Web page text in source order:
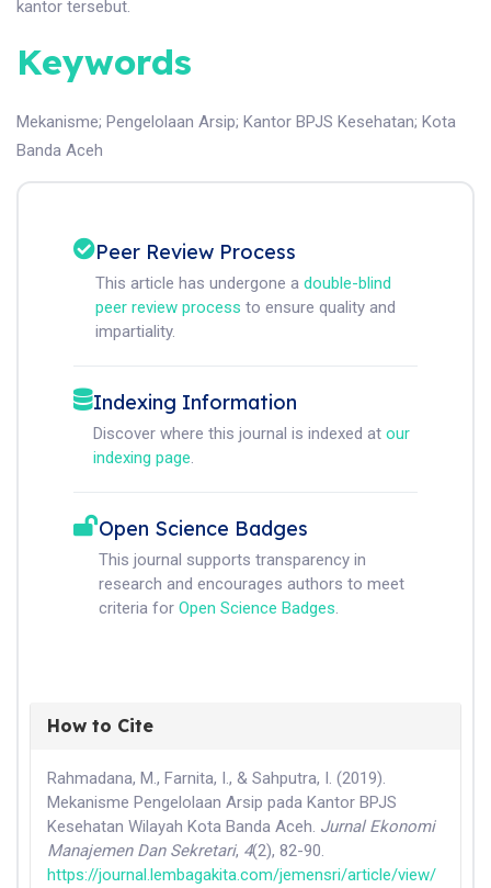
kantor tersebut.
Keywords
Mekanisme; Pengelolaan Arsip; Kantor BPJS Kesehatan; Kota
Banda Aceh
Peer Review Process
This article has undergone a double-blind
peer review process to ensure quality and
impartiality.
Indexing Information
Discover where this journal is indexed at our
indexing page.
Open Science Badges
This journal supports transparency in
research and encourages authors to meet
criteria for Open Science Badges.
How to Cite
Rahmadana, M., Farnita, I., & Sahputra, I. (2019).
Mekanisme Pengelolaan Arsip pada Kantor BPJS
Kesehatan Wilayah Kota Banda Aceh. Jurnal Ekonomi
Manajemen Dan Sekretari, 4(2), 82-90.
https://journal.lembagakita.com/jemensri/article/view/